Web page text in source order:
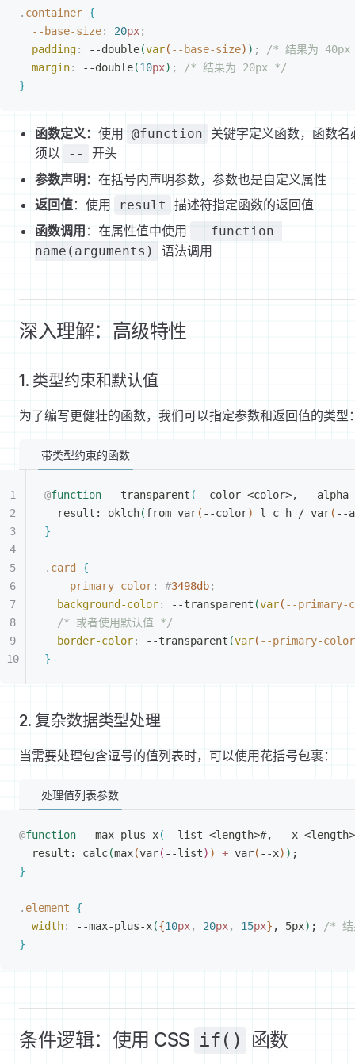
. container {
--base-size: 20px;
padding: --double(var( --base-size) ) ;
/* 结果为
margin: --double(10px) ;
/* 结果为 20px */
}
函数定义：使用 @function
关键字定义函数，函数名
须以
--
开头
参数声明 ：在括号内声明参数，参数也是自定义属性
返回值：使用 result
描述符指定函数的返回值
函数调用 ：在属性值中使用
--function-
name(arguments)
语法调用
深入理解：高级特性
1. 类型约束和默认值
为了编写更健壮的函数，我们可以指定参数和返回值的类型
带类型约束的函数
@function --transparent ( --color <color>, --alpha
result: oklch(from var( --color) l c h / var( --
}
. card
{
--primary-color: #3498db;
background-color: --transparent (var( --primary-
/* 或者使用默认值 */
border-color: --transparent (var( --primary-color
}
2. 复杂数据类型处理
当需要处理包含逗号的值列表时，可以使用花括号包裹：
处理值列表参数
@function --max-plus-x( --list <length>#, --x <length>
result: calc(max(var( --list) ) + var( --x) ) ;
}
. element
{
width: --max-plus-x({10px, 20px, 15px} , 5px) ;
/* 结
}
条件逻辑：使用 CSS if() 函数